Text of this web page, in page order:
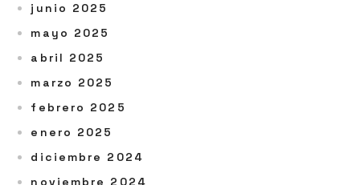
junio 2025
mayo 2025
abril 2025
marzo 2025
febrero 2025
enero 2025
diciembre 2024
noviembre 2024